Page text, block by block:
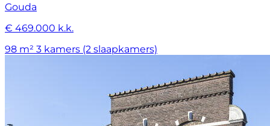
Gouda
€ 469.000 k.k.
98 m² 3 kamers (2 slaapkamers)